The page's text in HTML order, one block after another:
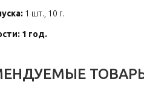
1 шт., 10 г.
1 год.